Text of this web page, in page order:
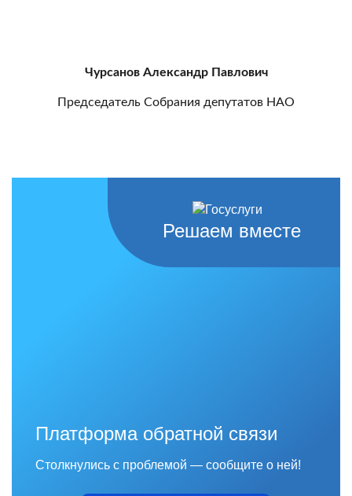
Чурсанов Александр Павлович
Председатель Собрания депутатов НАО
Решаем вместе
Платформа обратной связи
Столкнулись с проблемой — сообщите о ней!